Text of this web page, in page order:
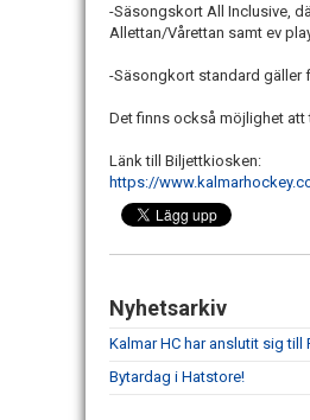
-Säsongskort All Inclusive,
Allettan/Vårettan samt ev
-Säsongkort standard gäller
Det finns också möjlighet
Länk till Biljettkiosken:
https://
Nyhetsarkiv
Kalmar HC har anslutit sig till
Bytardag i Hatstore!